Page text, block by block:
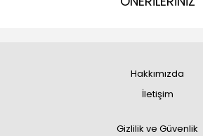
Hakkımızda
İletişim
Gizlilik ve Güvenlik